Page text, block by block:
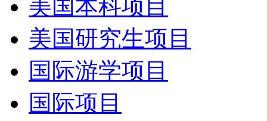
美国本科项目
美国研究生项目
国际游学项目
国际项目